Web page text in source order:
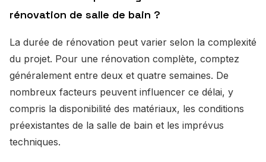
rénovation de salle de bain ?
La durée de rénovation peut varier selon la complexité
du projet. Pour une rénovation complète, comptez
généralement entre deux et quatre semaines. De
nombreux facteurs peuvent influencer ce délai, y
compris la disponibilité des matériaux, les conditions
préexistantes de la salle de bain et les imprévus
techniques.